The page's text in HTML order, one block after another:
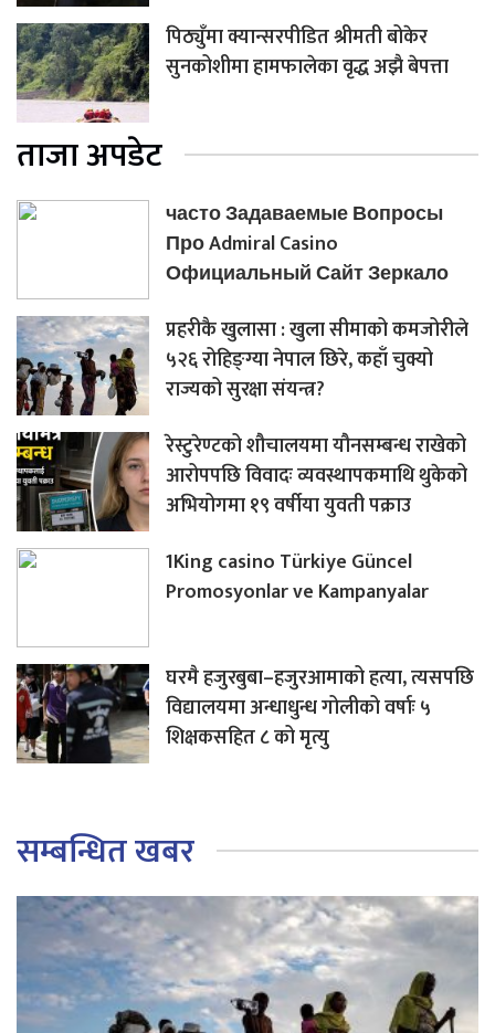
पिठ्युँमा क्यान्सरपीडित श्रीमती बोकेर
सुनकोशीमा हामफालेका वृद्ध अझै बेपत्ता
ताजा अपडेट
часто Задаваемые Вопросы
Про Admiral Casino
Официальный Сайт Зеркало
प्रहरीकै खुलासा : खुला सीमाको कमजोरीले
५२६ रोहिङ्ग्या नेपाल छिरे, कहाँ चुक्यो
राज्यको सुरक्षा संयन्त्र?
रेस्टुरेण्टको शौचालयमा यौनसम्बन्ध राखेको
आरोपपछि विवादः व्यवस्थापकमाथि थुकेको
अभियोगमा १९ वर्षीया युवती पक्राउ
1King casino Türkiye Güncel
Promosyonlar ve Kampanyalar
घरमै हजुरबुबा–हजुरआमाको हत्या, त्यसपछि
विद्यालयमा अन्धाधुन्ध गोलीको वर्षाः ५
शिक्षकसहित ८ को मृत्यु
सम्बन्धित खबर